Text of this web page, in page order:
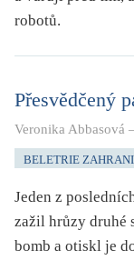
robotů.
Přesvědčený
Veronika Abbasová
BELETRIE
Jeden z
zažil hrůzy druhé
bomb a otiskl je